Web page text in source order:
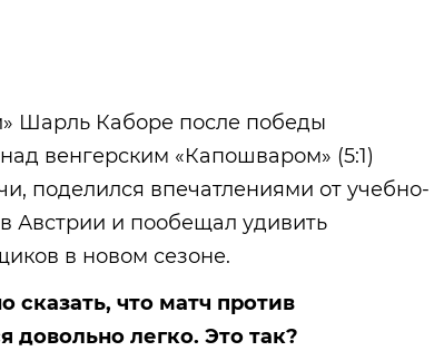
Шарль Каборе после победы
венгерским «Капошваром» (5:1)
поделился впечатлениями от учебно-
Австрии и пообещал удивить
в новом сезоне.
сказать, что матч против
довольно легко. Это так?